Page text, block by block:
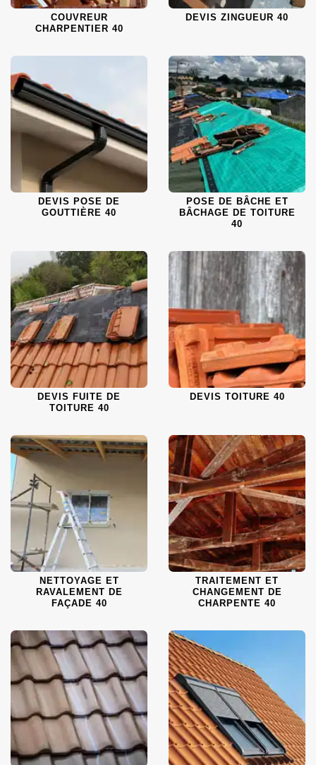
COUVREUR
CHARPENTIER 40
DEVIS ZINGUEUR 40
DEVIS POSE DE
GOUTTIÈRE 40
POSE DE BÂCHE ET
BÂCHAGE DE TOITURE
40
DEVIS FUITE DE
TOITURE 40
DEVIS TOITURE 40
NETTOYAGE ET
RAVALEMENT DE
FAÇADE 40
TRAITEMENT ET
CHANGEMENT DE
CHARPENTE 40